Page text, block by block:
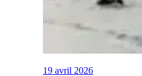
19 avril 2026